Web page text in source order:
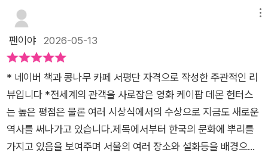
봐도 한국 민화 느낌이 살아 있어서 괜히 반갑더라고요.익숙한 정
서를 이렇게 세련되게 표현할 수 있다는 게 참 신기했어요.​한류
콘텐츠가 전 세계에서 사랑받는 이유를 조금은 알 것 같았달까요
😊​선아도 책을 보면서 단순히 “예쁘다!”를 넘어서 한국적인 요소
를 하나씩 찾아보는 재미를 느끼는 모습이었어요.특히 드론쇼에
서 봤던 장면들을 다시 떠올리며 그림책 속 장면과 연결해서 보는
모습이 기억에 남아요.​​💜 팬들의 응원이 영웅의 힘이 된다는 메
시지​이 책에서 제가 가장 좋아했던 부분은 바로 ‘팬들의 마음’이
힘이 된다는 설정이었어요.​혼자 세상을 지키는 영웅 이야기가 아
수 있는 책인 줄 알았어요. 그런데 그건 아니더라고요. 대신 귀여
운 그림체의 헌터들과 사자 보이즈 그리고 짧게 줄인 이야기가 담
겨있었어요. 뒤에 영화 화면을 그대로 담은 책도 나오면 좋겠어
거라 생각은 하지만 정말이지 겨울왕국보다 더 질리지 않고 보는
딸 때문에라도 후속편이 빨리 나와주면 좋겠어요. 세계적으로 어
마어마한 인기를 얻은 애니메이션이라 케이팝 데몬 헌터스 내용
모르는 아이는 없을 것 같아요. 그래서 아마도 이 책 역시 아이들
에게 인기가 많을 거라 예상해봅니다.책이 도착한 날 역시나 신이
팬이야 2026-05-13
* 네이버 책과 콩나무 카페 서평단 자격으로 작성한 주관적인 리
뷰입니다 *전세계의 관객을 사로잡은 영화 케이팝 데몬 헌터스
는 높은 평점은 물론 여러 시상식에서의 수상으로 지금도 새로운
역사를 써나가고 있습니다.제목에서부터 한국의 문화에 뿌리를
가지고 있음을 보여주며 서울의 여러 장소와 설화등을 배경으로